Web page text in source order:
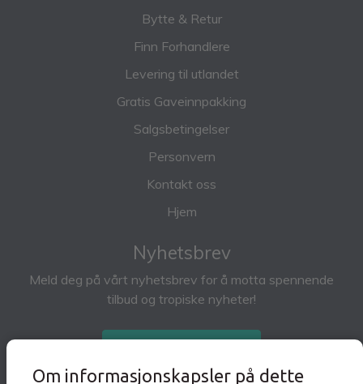
Bytte & Retur
Finn Forhandlere
Levering til utlandet
Gratis Gaveinnpakking
Salgsbetingelser
Personvern
Kontakt oss
Hjem
Nyhetsbrev
Meld deg på vårt nyhetsbrev for å motta spennende
tilbud og tropiske nyheter!
Abonner på nyhetsbrev
Om informasjonskapsler på dette